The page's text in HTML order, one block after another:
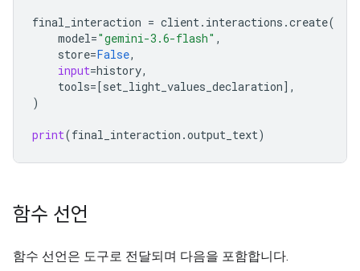
final_interaction = client. interactions .create(
model="gemini-3.6-flash" ,
store=False,
input=history,
tools= [set_light_values_declaration],
)
print(final_interaction .output_text)
함수 선언
함수 선언은 도구로 전달되며 다음을 포함합니다.